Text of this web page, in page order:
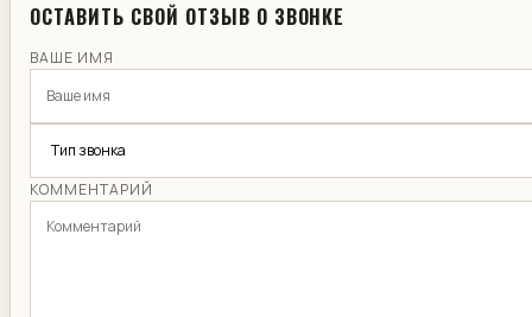
ОСТАВИТЬ СВОЙ ОТЗЫВ О ЗВОНКЕ
ВАШЕ ИМЯ
КОММЕНТАРИЙ